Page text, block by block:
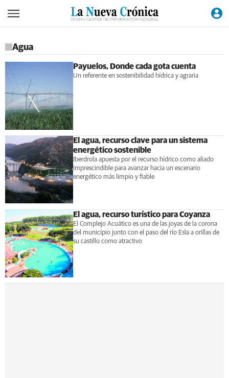
Agua
Payuelos, Donde cada gota cuenta
Un referente en sostenibilidad hídrica y agraria
El agua, recurso clave para un sistema
energético sostenible
Iberdrola apuesta por el recurso hídrico como aliado
imprescindible para avanzar hacia un escenario
energético más limpio y fiable
El agua, recurso turístico para Coyanza
El Complejo Acuático es una de las joyas de la corona
del municipio junto con el paso del río Esla a orillas de
su castillo como atractivo